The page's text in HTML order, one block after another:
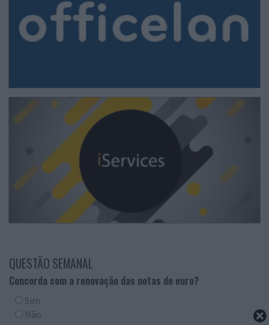
QUESTÃO SEMANAL
Concorda com a renovação das notas de euro?
Sim
Não